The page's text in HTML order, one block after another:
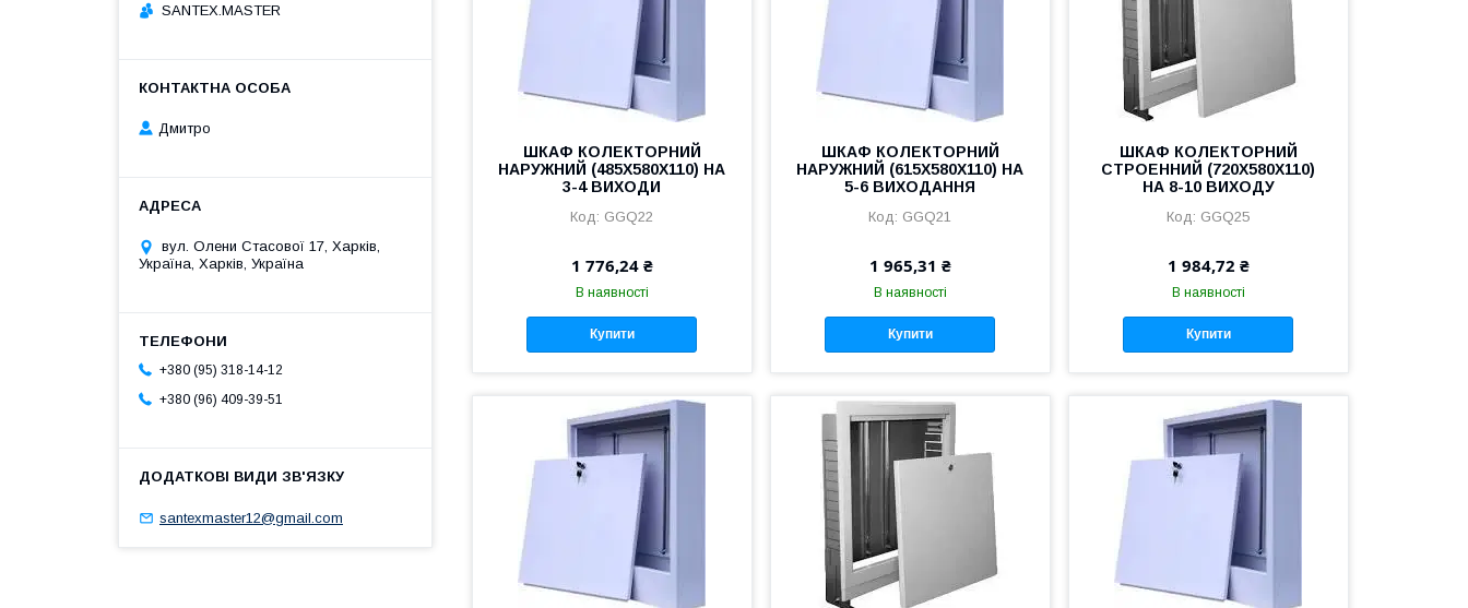
ШКАФ КОЛЕКТОРНИЙ
НАРУЖНИЙ (485Х580Х110) НА
3-4 ВИХОДИ
GGQ22
1 776,24 ₴
В наявності
Купити
ШКАФ КОЛЕКТОРНИЙ
НАРУЖНИЙ (615Х580Х110) НА
5-6 ВИХОДАННЯ
GGQ21
1 965,31 ₴
В наявності
Купити
ШКАФ КОЛЕКТОРНИЙ
СТРОЕННИЙ (720Х580Х110)
НА 8-10 ВИХОДУ
GGQ25
1 984,72 ₴
В наявності
Купити
SANTEX.MASTER
Дмитро
вул. Олени Стасової 17, Харків,
Україна, Харків, Україна
+380 (95) 318-14-12
+380 (96) 409-39-51
santexmaster12@gmail.com